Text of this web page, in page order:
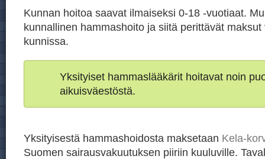
Kunnan hoitoa saavat ilmaiseksi 0-18 -vuotiaat.
kunnallinen hammashoito ja siitä perittävät
kunnissa.
Yksityiset hammaslääkärit hoitavat noin
aikuisväestöstä.
Yksityisestä hammashoidosta maksetaan Kela-
Suomen sairausvakuutuksen piiriin kuuluville.